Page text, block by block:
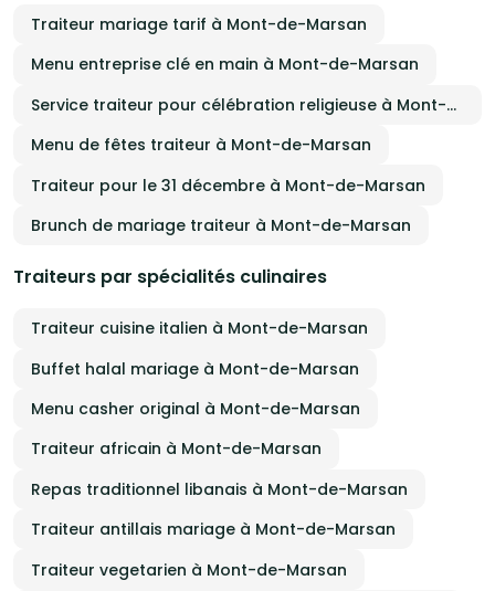
Traiteur mariage tarif à Mont-de-Marsan
Menu entreprise clé en main à Mont-de-Marsan
Service traiteur pour célébration religieuse à Mont-de-Marsan
Menu de fêtes traiteur à Mont-de-Marsan
Traiteur pour le 31 décembre à Mont-de-Marsan
Brunch de mariage traiteur à Mont-de-Marsan
Traiteurs par spécialités culinaires
Traiteur cuisine italien à Mont-de-Marsan
Buffet halal mariage à Mont-de-Marsan
Menu casher original à Mont-de-Marsan
Traiteur africain à Mont-de-Marsan
Repas traditionnel libanais à Mont-de-Marsan
Traiteur antillais mariage à Mont-de-Marsan
Traiteur vegetarien à Mont-de-Marsan